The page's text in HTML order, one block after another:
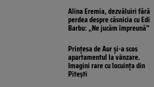
Alina Eremia, dezvăluiri fără
perdea despre căsnicia cu Edi
Barbu: „Ne jucăm împreună”
Prințesa de Aur și-a scos
apartamentul la vânzare.
Imagini rare cu locuința din
Pitești